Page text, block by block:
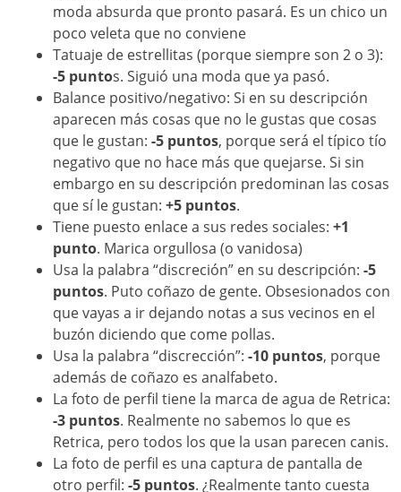
moda absurda que pronto pasará. Es un chico un
poco veleta que no conviene
Tatuaje de estrellitas (porque siempre son 2 o 3):
-5 puntos. Siguió una moda que ya pasó.
Balance positivo/negativo: Si en su descripción
aparecen más cosas que no le gustas que cosas
que le gustan: -5 puntos, porque será el típico tío
negativo que no hace más que quejarse. Si sin
embargo en su descripción predominan las cosas
que sí le gustan:+5 puntos.
Tiene puesto enlace a sus redes sociales:+1
punto. Marica orgullosa (o vanidosa)
Usa la palabra “discreción” en su descripción: -5
puntos. Puto coñazo de gente. Obsesionados con
que vayas a ir dejando notas a sus vecinos en el
buzón diciendo que come pollas.
Usa la palabra “discrección”: -10 puntos, porque
además de coñazo es analfabeto.
La foto de perfil tiene la marca de agua de Retrica:
-3 puntos. Realmente no sabemos lo que es
Retrica, pero todos los que la usan parecen canis.
La foto de perfil es una captura de pantalla de
otro perfil:-5 puntos. ¿Realmente tanto cuesta